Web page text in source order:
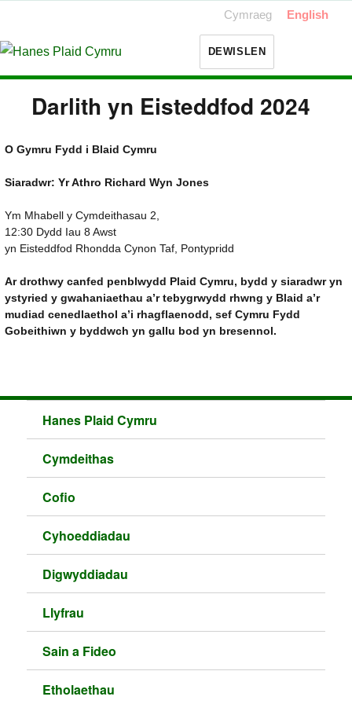
Cymraeg English
DEWISLEN
Darlith yn Eisteddfod 2024
O Gymru Fydd i Blaid Cymru
Siaradwr: Yr Athro Richard Wyn Jones
Ym Mhabell y Cymdeithasau 2,
12:30 Dydd Iau 8 Awst
yn Eisteddfod Rhondda Cynon Taf, Pontypridd
Ar drothwy canfed penblwydd Plaid Cymru, bydd y siaradwr yn
ystyried y gwahaniaethau a’r tebygrwydd rhwng y Blaid a’r
mudiad cenedlaethol a’i rhagflaenodd, sef Cymru Fydd
Gobeithiwn y byddwch yn gallu bod yn bresennol.
Hanes Plaid Cymru
Cymdeithas
Cofio
Cyhoeddiadau
Digwyddiadau
Llyfrau
Sain a Fideo
Etholaethau